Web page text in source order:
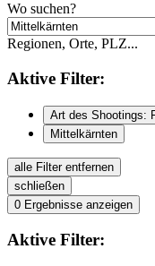
Wo suchen?
Regionen, Orte, PLZ...
Aktive Filter:
Art des Shootings:
Mittelkärnten
alle Filter entfernen
schließen
0 Ergebnisse anzeigen
Aktive Filter: